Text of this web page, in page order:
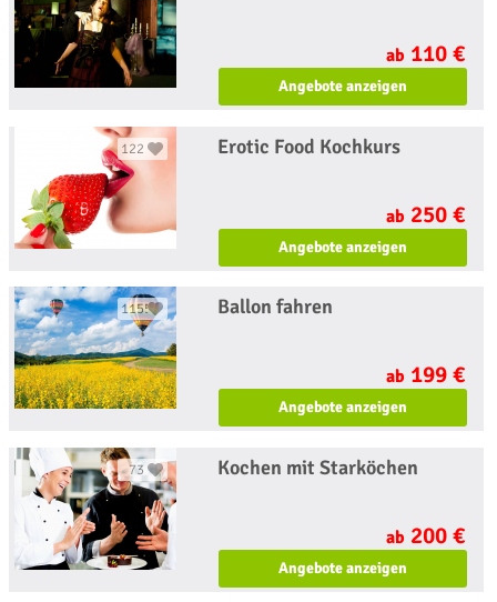
ab 110 €
Angebote anzeigen
122 Erotic Food Kochkurs
ab 250 €
Angebote anzeigen
1155 Ballon fahren
ab 199 €
Angebote anzeigen
73 Kochen mit Starköchen
ab 200 €
Angebote anzeigen